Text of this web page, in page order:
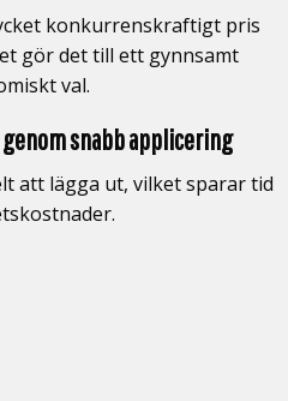
konkurrenskraftigt pris
gör det till ett gynnsamt
val.
snabb applicering
att lägga ut, vilket sparar tid